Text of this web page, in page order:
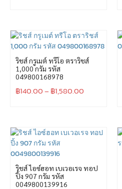
ริชส์ กรูเมต์ ทรีโอ ตราริชส์
1,000 กรัม รหัส
049800168978
฿140.00– ฿1,580.00
ริชส์ ไอซ์ฮอท เบเวอเรจ ทอป
ปิ้ง 907 กรัม รหัส
0049800139916